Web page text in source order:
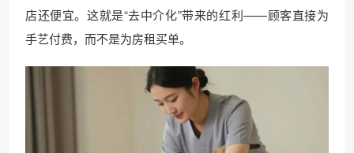
店还便宜。这就是“去中介化”带来的红利——顾客直接为
手艺付费，而不是为房租买单。